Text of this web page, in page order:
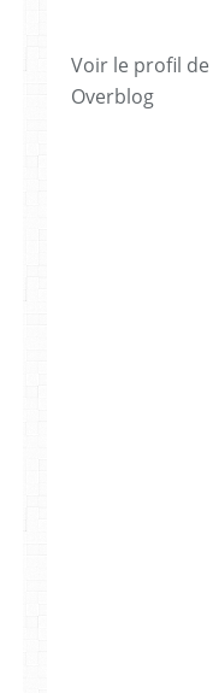
Voir le profil de
Overblog